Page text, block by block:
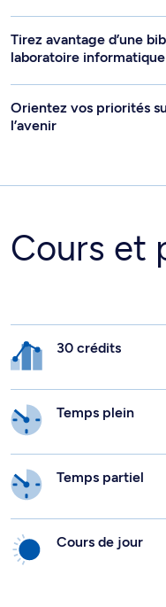
Tirez avantage d’une
laboratoire informatique
Orientez vos priorités
l’avenir
Cours et
30 crédits
Temps plein
Temps partiel
Cours de jour